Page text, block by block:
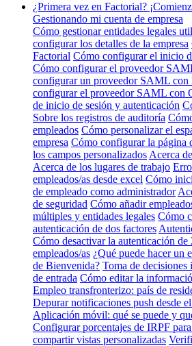
¿Primera vez en Factorial?
Gestionando mi cuenta de empresa
Cómo gestionar entidades legales
configurar los detalles de la empresa
Factorial Cómo configurar el inicio
Cómo configurar el proveedor
configurar un proveedor SAML
configurar el proveedor SAML con
de inicio de sesión y autenticación
Sobre los registros de auditoría
empleados Cómo personalizar el
empresa Cómo configurar la página
los campos personalizados Acerca
Acerca de los lugares de trabajo
empleados/as desde excel Cómo
de empleado como administrador
de seguridad Cómo añadir
múltiples y entidades legales Cómo
autenticación de dos factores
Cómo desactivar la autenticación de
empleados/as ¿Qué puede hacer un
de Bienvenida? Toma de decisiones
de entrada Cómo editar la
Empleo transfronterizo: país de
Depurar notificaciones push desde
Aplicación móvil: qué se puede y
Configurar porcentajes de IRPF
compartir vistas personalizadas